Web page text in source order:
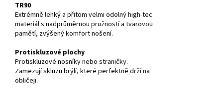
TR90
Extrémně lehký a přitom velmi odolný high-tec
materiál s nadprůměrnou pružností a tvarovou
pamětí, zvýšený komfort nošení.
Protiskluzové plochy
Protiskluzové nosníky nebo straničky.
Zamezují skluzu brýlí, které perfektně drží na
obličeji.